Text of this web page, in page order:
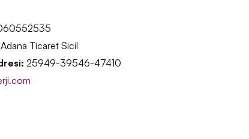
Adana Ticaret Sicil
25949-39546-47410